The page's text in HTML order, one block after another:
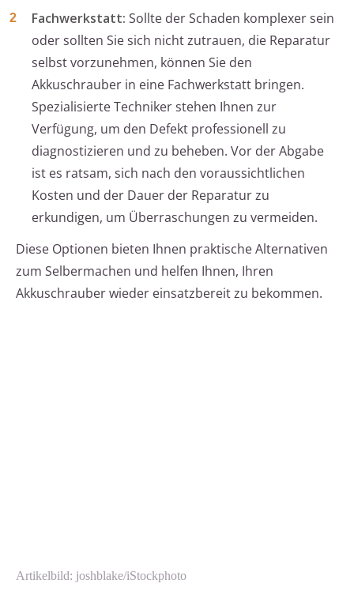
Fachwerkstatt: Sollte der Schaden komplexer sein
oder sollten Sie sich nicht zutrauen, die Reparatur
selbst vorzunehmen, können Sie den
Akkuschrauber in eine Fachwerkstatt bringen.
Spezialisierte Techniker stehen Ihnen zur
Verfügung, um den Defekt professionell zu
diagnostizieren und zu beheben. Vor der Abgabe
ist es ratsam, sich nach den voraussichtlichen
Kosten und der Dauer der Reparatur zu
erkundigen, um Überraschungen zu vermeiden.
Diese Optionen bieten Ihnen praktische Alternativen
zum Selbermachen und helfen Ihnen, Ihren
Akkuschrauber wieder einsatzbereit zu bekommen.
Artikelbild: joshblake/iStockphoto